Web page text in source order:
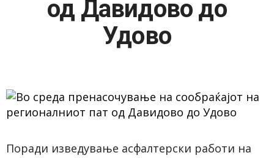
МОЗАИК
од Давидово до
Удово
Поради изведување асфалтерски работи на